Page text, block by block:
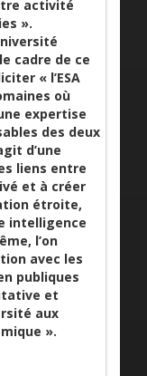
activité
».
cadre de ce
« l’ESA
où
expertise
des deux
d’une
liens entre
et à créer
étroite,
intelligence
l’on
avec les
publiques
et
aux
».